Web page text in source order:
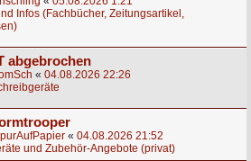
Infos (Fachbücher, Zeitungsartikel,
abgebrochen
« 04.08.2026 22:26
« 04.08.2026 21:52
und Zubehör-Angebote (privat)